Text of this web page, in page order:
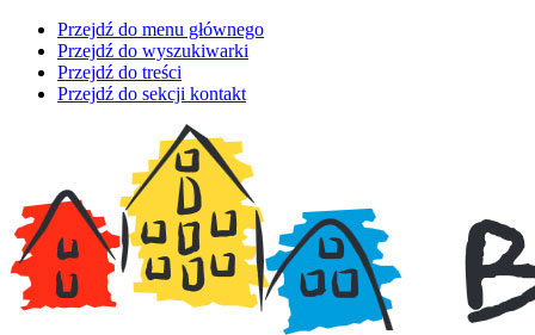
Przejdź do menu głównego
Przejdź do wyszukiwarki
Przejdź do treści
Przejdź do sekcji kontakt